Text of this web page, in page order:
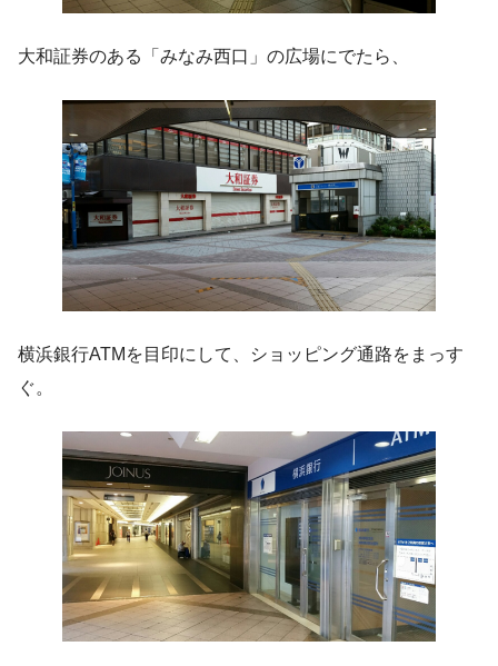
大和証券のある「みなみ西口」の広場にでたら、
横浜銀行ATMを目印にして、ショッピング通路をまっす
ぐ。